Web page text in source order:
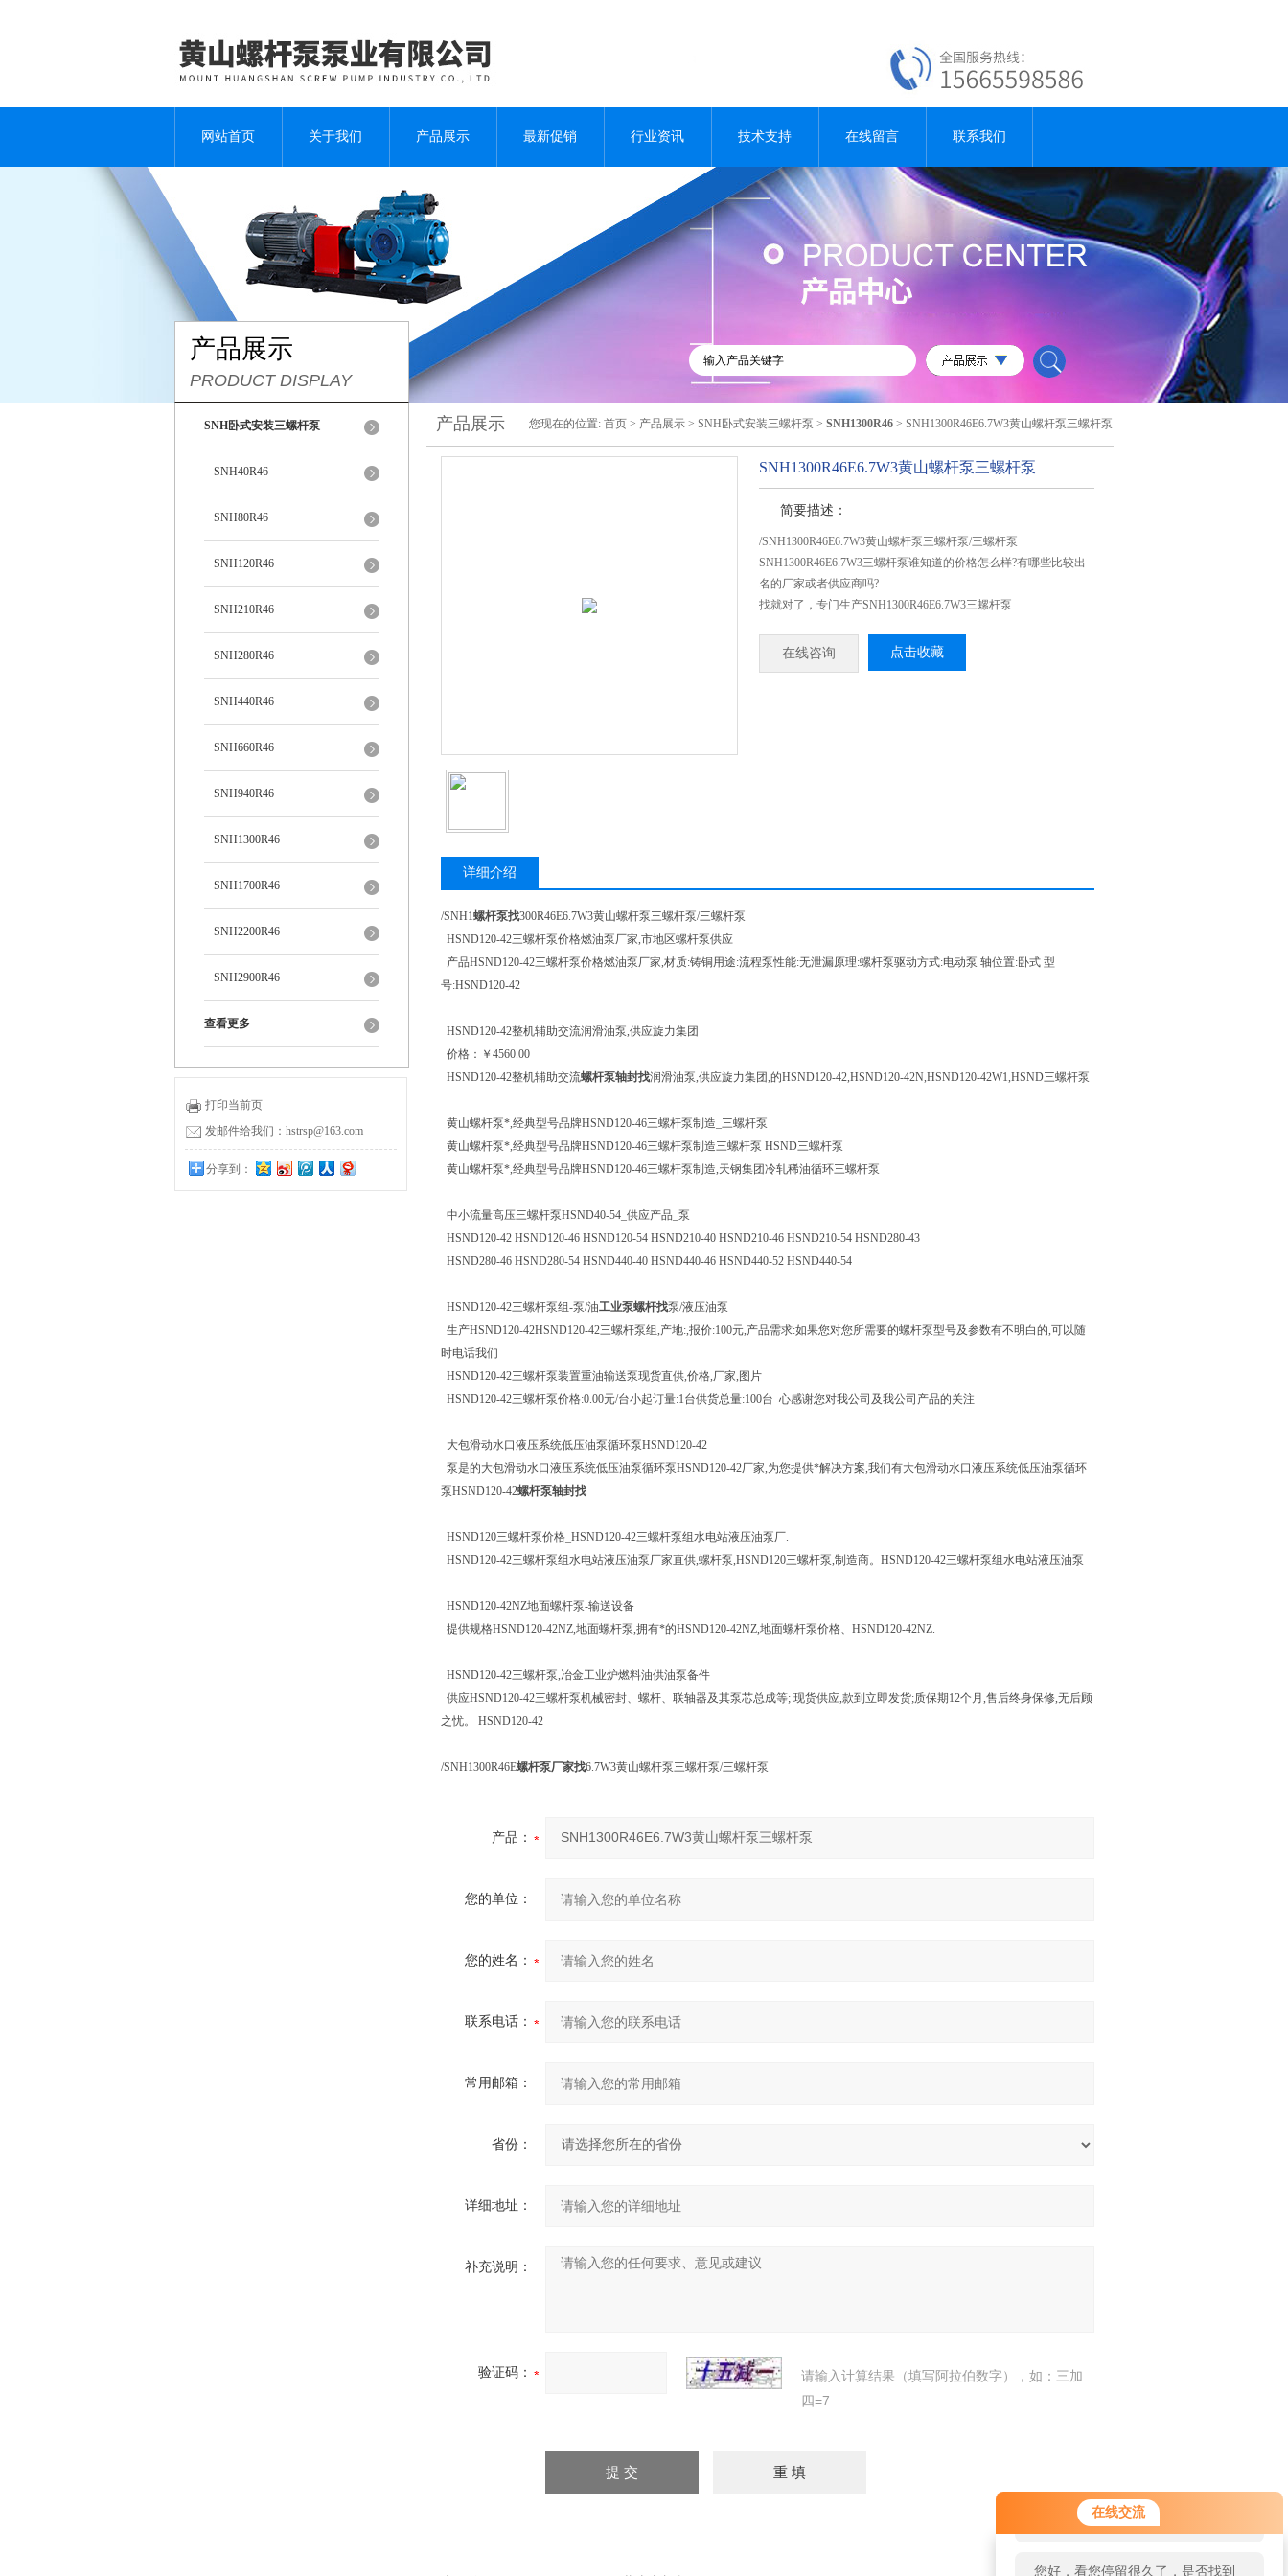
在线交流
您好！欢迎前来咨询，很高兴为您
服务，请问您要咨询什么问题呢？
您好，看您停留很久了，是否找到
网站首页 关于我们 产品展示 最新促销 行业资讯 技术支持 在线留言 联系我们
产品展示
PRODUCT DISPLAY
SNH卧式安装三螺杆泵
SNH40R46
SNH80R46
SNH120R46
SNH210R46
SNH280R46
SNH440R46
SNH660R46
SNH940R46
SNH1300R46
SNH1700R46
SNH2200R46
SNH2900R46
查看更多
打印当前页
发邮件给我们：hstrsp@163.com
分享到：
0
产品展示 您现在的位置: 首页 > 产品展示 > SNH卧式安装三螺杆泵 > SNH1300R46 > SNH1300R46E6.7W3黄山螺杆泵三螺杆泵
SNH1300R46E6.7W3黄山螺杆泵三螺杆泵
简要描述：
/SNH1300R46E6.7W3黄山螺杆泵三螺杆泵/三螺杆泵
SNH1300R46E6.7W3三螺杆泵谁知道的价格怎么样?有哪些比较出
名的厂家或者供应商吗?
找就对了，专门生产SNH1300R46E6.7W3三螺杆泵
在线咨询 点击收藏
详细介绍
/SNH1螺杆泵找300R46E6.7W3黄山螺杆泵三螺杆泵/三螺杆泵
HSND120-42三螺杆泵价格燃油泵厂家,市地区螺杆泵供应
产品HSND120-42三螺杆泵价格燃油泵厂家,材质:铸铜用途:流程泵性能:无泄漏原理:螺杆泵驱动方式:电动泵 轴位置:卧式 型
号:HSND120-42
HSND120-42整机辅助交流润滑油泵,供应旋力集团
价格：￥4560.00
HSND120-42整机辅助交流螺杆泵轴封找润滑油泵,供应旋力集团,的HSND120-42,HSND120-42N,HSND120-42W1,HSND三螺杆泵
黄山螺杆泵*,经典型号品牌HSND120-46三螺杆泵制造_三螺杆泵
黄山螺杆泵*,经典型号品牌HSND120-46三螺杆泵制造三螺杆泵 HSND三螺杆泵
黄山螺杆泵*,经典型号品牌HSND120-46三螺杆泵制造,天钢集团冷轧稀油循环三螺杆泵
中小流量高压三螺杆泵HSND40-54_供应产品_泵
HSND120-42 HSND120-46 HSND120-54 HSND210-40 HSND210-46 HSND210-54 HSND280-43
HSND280-46 HSND280-54 HSND440-40 HSND440-46 HSND440-52 HSND440-54
HSND120-42三螺杆泵组-泵/油工业泵螺杆找泵/液压油泵
生产HSND120-42HSND120-42三螺杆泵组,产地:,报价:100元,产品需求:如果您对您所需要的螺杆泵型号及参数有不明白的,可以随
时电话我们
HSND120-42三螺杆泵装置重油输送泵现货直供,价格,厂家,图片
HSND120-42三螺杆泵价格:0.00元/台小起订量:1台供货总量:100台 心感谢您对我公司及我公司产品的关注
大包滑动水口液压系统低压油泵循环泵HSND120-42
泵是的大包滑动水口液压系统低压油泵循环泵HSND120-42厂家,为您提供*解决方案,我们有大包滑动水口液压系统低压油泵循环
泵HSND120-42螺杆泵轴封找
HSND120三螺杆泵价格_HSND120-42三螺杆泵组水电站液压油泵厂.
HSND120-42三螺杆泵组水电站液压油泵厂家直供,螺杆泵,HSND120三螺杆泵,制造商。HSND120-42三螺杆泵组水电站液压油泵
HSND120-42NZ地面螺杆泵-输送设备
提供规格HSND120-42NZ,地面螺杆泵,拥有*的HSND120-42NZ,地面螺杆泵价格、HSND120-42NZ.
HSND120-42三螺杆泵,冶金工业炉燃料油供油泵备件
供应HSND120-42三螺杆泵机械密封、螺杆、联轴器及其泵芯总成等; 现货供应,款到立即发货;质保期12个月,售后终身保修,无后顾
之忧。 HSND120-42
/SNH1300R46E螺杆泵厂家找6.7W3黄山螺杆泵三螺杆泵/三螺杆泵
产品：
您的单位：
您的姓名：
联系电话：
常用邮箱：
省份：
详细地址：
补充说明：
验证码：
请输入计算结果（填写阿拉伯数字），如：三加
四=7